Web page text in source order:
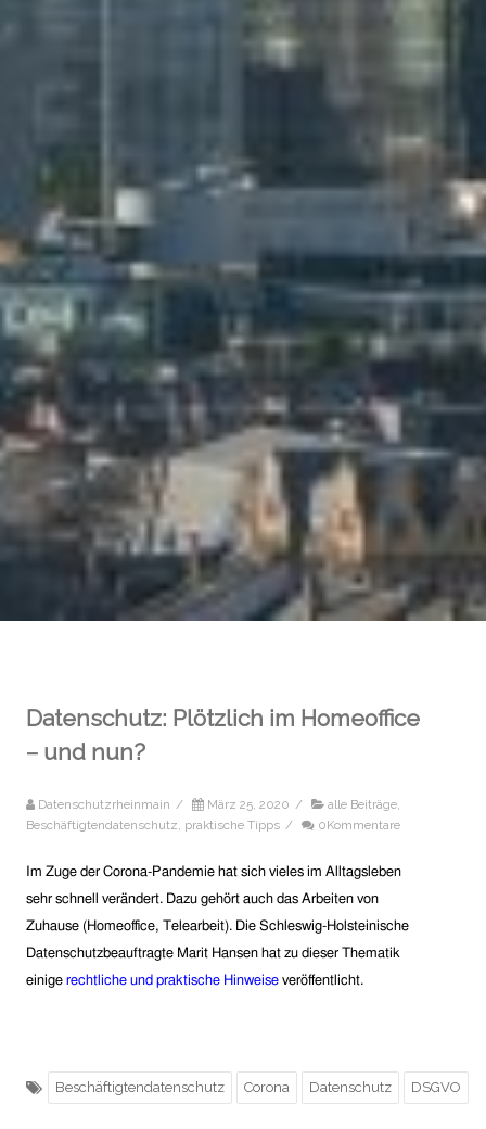
Datenschutz: Plötzlich im Homeoffice
– und nun?
Datenschutzrheinmain / März 25, 2020 / alle Beiträge,
Beschäftigtendatenschutz, praktische Tipps / 0Kommentare
Im Zuge der Corona-Pandemie hat sich vieles im Alltagsleben
sehr schnell verändert. Dazu gehört auch das Arbeiten von
Zuhause (Homeoffice, Telearbeit). Die Schleswig-Holsteinische
Datenschutzbeauftragte Marit Hansen hat zu dieser Thematik
einige rechtliche und praktische Hinweise veröffentlicht.
Beschäftigtendatenschutz Corona Datenschutz DSGVO